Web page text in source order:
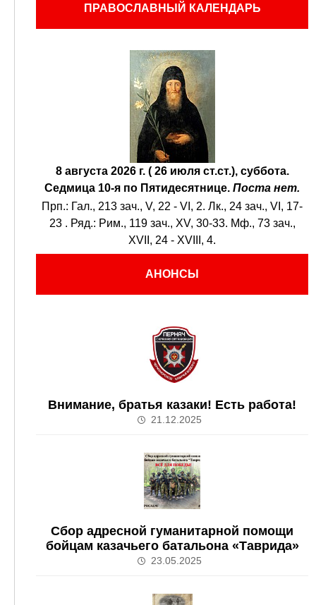
ПРАВОСЛАВНЫЙ КАЛЕНДАРЬ
8 августа 2026 г. ( 26 июля ст.ст.), суббота.
Седмица 10-я по Пятидесятнице. Поста нет.
Прп.: Гал., 213 зач., V, 22 - VI, 2. Лк., 24 зач., VI, 17-
23 . Ряд.: Рим., 119 зач., XV, 30-33. Мф., 73 зач.,
XVII, 24 - XVIII, 4.
АНОНСЫ
Внимание, братья казаки! Есть работа!
21.12.2025
Сбор адресной гуманитарной помощи
бойцам казачьего батальона «Таврида»
23.05.2025